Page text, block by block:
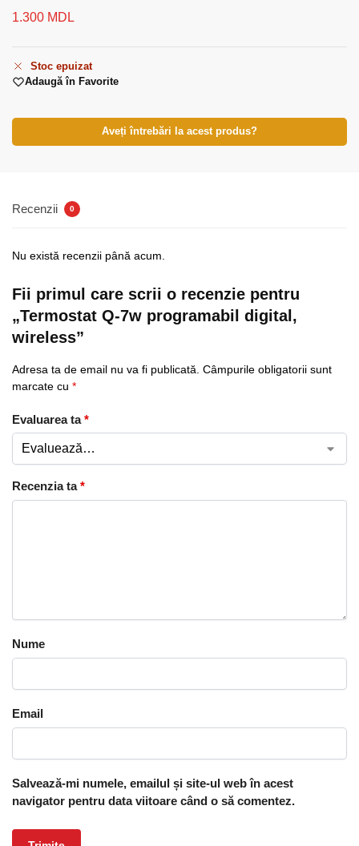
1.300 MDL
Stoc epuizat
Adaugă în Favorite
Aveți întrebări la acest produs?
Recenzii 0
Nu există recenzii până acum.
Fii primul care scrii o recenzie pentru
„Termostat Q-7w programabil digital,
wireless”
Adresa ta de email nu va fi publicată. Câmpurile obligatorii sunt
marcate cu *
Evaluarea ta*
Recenzia ta*
Nume
Email
Salvează-mi numele, emailul și site-ul web în acest
navigator pentru data viitoare când o să comentez.